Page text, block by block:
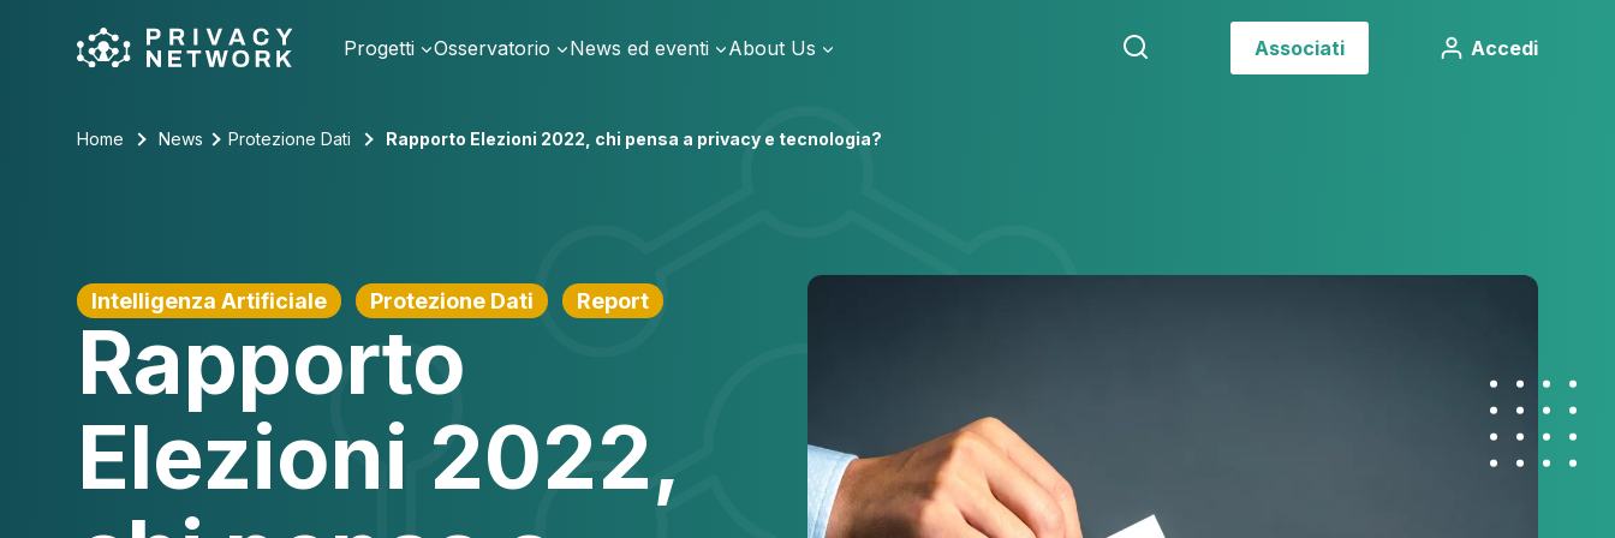
Progetti Osservatorio News ed eventi About Us Associati Accedi
Home News Protezione Dati Rapporto Elezioni 2022, chi pensa a privacy e tecnologia?
Intelligenza Artificiale Protezione Dati Report
Rapporto
Elezioni 2022,